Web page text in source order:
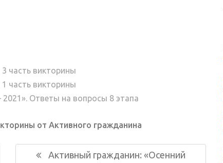
часть викторины
часть викторины
Ответы на вопросы 8 этапа
от Активного гражданина
Следующая
Активный гражданин: «Осенний